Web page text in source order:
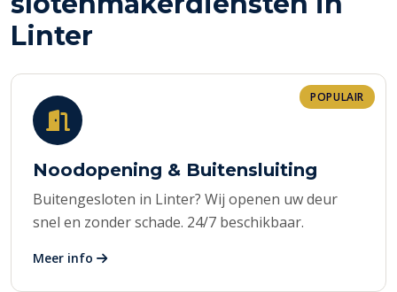
Linter
POPULAIR
Noodopening & Buitensluiting
Buitengesloten in Linter? Wij openen uw deur
snel en zonder schade. 24/7 beschikbaar.
Meer info